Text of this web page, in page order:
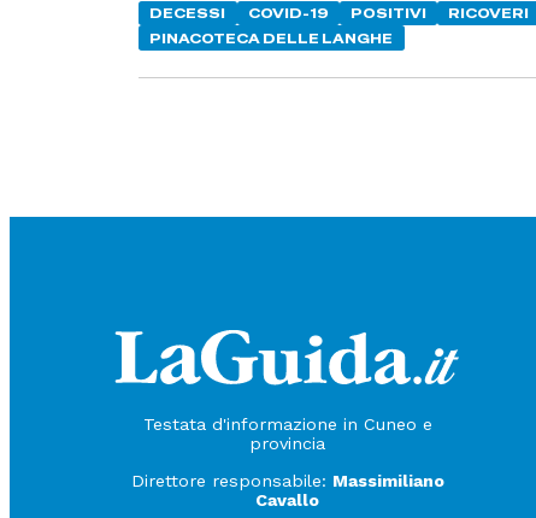
DECESSI COVID-19 POSITIVI RICOVERI
PINACOTECA DELLE LANGHE
Testata d'informazione in Cuneo e
provincia
Direttore responsabile: Massimiliano
Cavallo